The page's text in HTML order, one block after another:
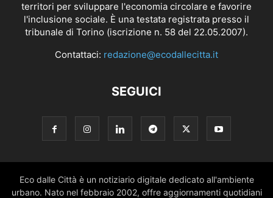
territori per sviluppare l'economia circolare e favorire
l'inclusione sociale. È una testata registrata presso il
tribunale di Torino (iscrizione n. 58 del 22.05.2007).
Contattaci: redazione@ecodallecitta.it
SEGUICI
Eco dalle Città è un notiziario digitale dedicato all'ambiente
urbano. Nato nel febbraio 2002, offre aggiornamenti quotidiani